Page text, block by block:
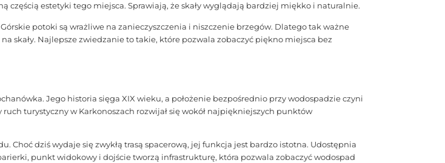
częścią estetyki tego miejsca. Sprawiają, że skały wyglądają bardziej miękko i naturalnie.
potoki są wrażliwe na zanieczyszczenia i niszczenie brzegów. Dlatego tak ważne
skały. Najlepsze zwiedzanie to takie, które pozwala zobaczyć piękno miejsca bez
Jego historia sięga XIX wieku, a położenie bezpośrednio przy wodospadzie czyni
turystyczny w Karkonoszach rozwijał się wokół najpiękniejszych punktów
dziś wydaje się zwykłą trasą spacerową, jej funkcja jest bardzo istotna. Udostępnia
punkt widokowy i dojście tworzą infrastrukturę, która pozwala zobaczyć wodospad